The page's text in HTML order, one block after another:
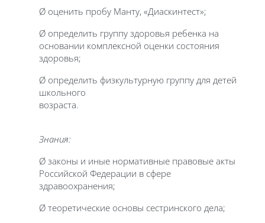
Ø оценить пробу Манту, «Диаскинтест»;
Ø определить группу здоровья ребенка на
основании комплексной оценки состояния
здоровья;
Ø определить физкультурную группу для детей
школьного
возраста.
Знания:
Ø законы и иные нормативные правовые акты
Российской Федерации в сфере
здравоохранения;
Ø теоретические основы сестринского дела;